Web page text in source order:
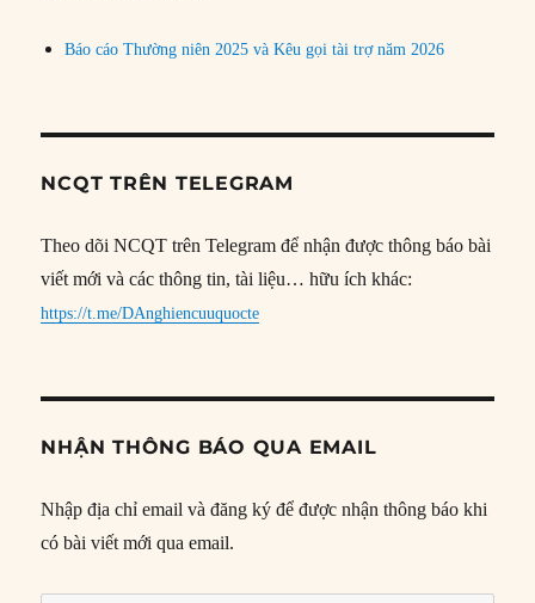
Báo cáo Thường niên 2025 và Kêu gọi tài trợ năm 2026
NCQT TRÊN TELEGRAM
Theo dõi NCQT trên Telegram để nhận được thông báo bài
viết mới và các thông tin, tài liệu… hữu ích khác:
https://t.me/DAnghiencuuquocte
NHẬN THÔNG BÁO QUA EMAIL
Nhập địa chỉ email và đăng ký để được nhận thông báo khi
có bài viết mới qua email.